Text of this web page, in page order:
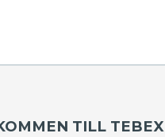
TILL TEBEX